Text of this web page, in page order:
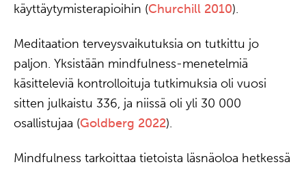
käyttäytymisterapioihin (Churchill 2010).
Meditaation terveysvaikutuksia on tutkittu jo
paljon. Yksistään mindfulness-menetelmiä
käsitteleviä kontrolloituja tutkimuksia oli vuosi
sitten julkaistu 336, ja niissä oli yli 30 000
osallistujaa (Goldberg 2022).
Mindfulness tarkoittaa tietoista läsnäoloa hetkessä